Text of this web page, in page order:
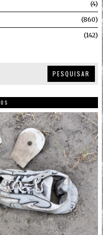
4
860
142
PESQUISAR